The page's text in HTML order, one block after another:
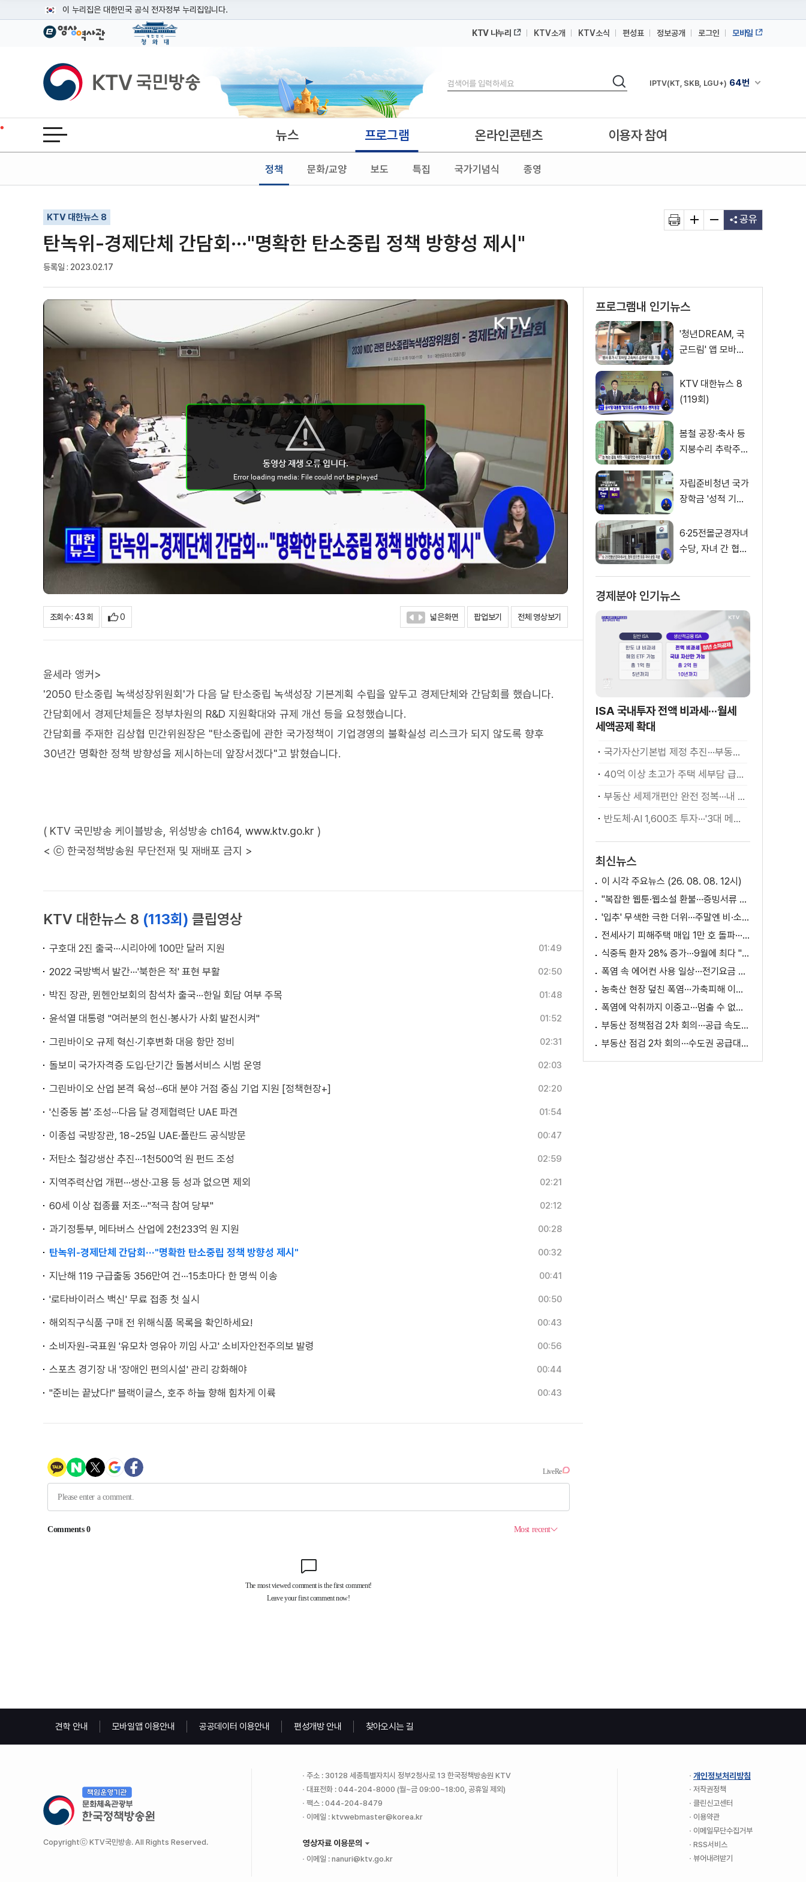
이 누리집은 대한민국 공식 전자정부 누리집입니다.
공식 누리집 주소 확인하기
이밖에 or.kr 또는 .kr등 다른 도메인 주소를 사용하고 있다면 아래 URL에서 도메인 주소를 확인해 보세요
운영중인 공식 누리집보기
KTV 나누리 KTV소개 KTV소식 편성표 정보공개 로그인 모바일
KTV국민방송
검색
검색 채널안내 펼쳐
IPTV(KT, SKB, LGU+) 64번
IPTV(KT, SKB, LGU+)
전체메뉴 열기 뉴스 프로그램
정책 문화/교양 보도 특집 국가기념식 종영
온라인콘텐츠 이용자 참여
KTV 대한뉴스 8
탄녹위-경제단체 간담회···"명확한 탄소중립 정책 방향성 제시"
등록일 : 2023.02.17
기사인쇄
글자확대
글자축소 공유
조회수 : 43 회 0 넓은화면 팝업보기 전체 영상보기
윤세라 앵커>
'2050 탄소중립 녹색성장위원회'가 다음 달 탄소중립 녹색성장 기본계획 수립을 앞두고 경제단체와 간담회를 했습니다.
간담회에서 경제단체들은 정부차원의 R&D 지원확대와 규제 개선 등을 요청했습니다.
간담회를 주재한 김상협 민간위원장은 "탄소중립에 관한 국가정책이 기업경영의 불확실성 리스크가 되지 않도록 향후
30년간 명확한 정책 방향성을 제시하는데 앞장서겠다"고 밝혔습니다.
( KTV 국민방송 케이블방송, 위성방송 ch164, www.ktv.go.kr )
< ⓒ 한국정책방송원 무단전재 및 재배포 금지 >
KTV 대한뉴스 8 (113회) 클립영상
구호대 2진 출국···시리아에 100만 달러 지원 01:49
2022 국방백서 발간···'북한은 적' 표현 부활 02:50
박진 장관, 뮌헨안보회의 참석차 출국···한일 회담 여부 주목 01:48
윤석열 대통령 "여러분의 헌신·봉사가 사회 발전시켜" 01:52
그린바이오 규제 혁신·기후변화 대응 항만 정비 02:31
돌보미 국가자격증 도입·단기간 돌봄서비스 시범 운영 02:03
그린바이오 산업 본격 육성···6대 분야 거점 중심 기업 지원 [정책현장+] 02:20
'신중동 붐' 조성···다음 달 경제협력단 UAE 파견 01:54
이종섭 국방장관, 18~25일 UAE·폴란드 공식방문 00:47
저탄소 철강생산 추진···1천500억 원 펀드 조성 02:59
지역주력산업 개편···생산·고용 등 성과 없으면 제외 02:21
60세 이상 접종률 저조···"적극 참여 당부" 02:12
과기정통부, 메타버스 산업에 2천233억 원 지원 00:28
탄녹위-경제단체 간담회···"명확한 탄소중립 정책 방향성 제시" 00:32
지난해 119 구급출동 356만여 건···15초마다 한 명씩 이송 00:41
'로타바이러스 백신' 무료 접종 첫 실시 00:50
해외직구식품 구매 전 위해식품 목록을 확인하세요! 00:43
소비자원-국표원 '유모차 영유아 끼임 사고' 소비자안전주의보 발령 00:56
스포츠 경기장 내 '장애인 편의시설' 관리 강화해야 00:44
"준비는 끝났다!" 블랙이글스, 호주 하늘 향해 힘차게 이륙 00:43
프로그램내 인기뉴스
'청년DREAM, 국
군드림' 앱 모바일
서비스 개시
KTV 대한뉴스 8
(119회)
봄철 공장·축사 등
지붕수리 추락주의
자립준비청년 국가
장학금 '성적 기준'
6·25전몰군경자녀
수당, 자녀 간 협의
모든 자녀에게 균
경제분야 인기뉴스
ISA 국내투자 전액 비과세···월세
세액공제 확대
국가자산기본법 제정 추진···부동산·주식 등 통합 관리
40억 이상 초고가 주택 세부담 급증···실수요자 보호 강화
부동산 세제개편안 완전 정복···내 세금 어떻게 달라지나? [K-정책 사용법]
반도체·AI 1,600조 투자···'3대 메가프로젝트' 속도
최신뉴스
이 시각 주요뉴스 (26. 08. 08. 12시)
"복잡한 웹툰·웹소설 환불···증빙서류 요구까지"
'입추' 무색한 극한 더위···주말엔 비·소나기
전세사기 피해주택 매입 1만 호 돌파···피해 지원 속도
식중독 환자 28% 증가···9월에 최다 "입추 방심 금물"
폭염 속 에어컨 사용 일상···전기요금 줄이려면?
농축산 현장 덮친 폭염···가축피해 이틀 새 28만 마리↑
폭염에 악취까지 이중고···멈출 수 없는 필수노동
부동산 정책점검 2차 회의···공급 속도전 본격화하나
부동산 점검 2차 회의···수도권 공급대책 논의
견학 안내 모바일앱 이용안내 공공데이터 이용안내 편성개방 안내 찾아오시는 길
Copyrightⓒ KTV국민방송. All Rights Reserved.
주소 : 30128 세종특별자치시 정부2청사로 13 한국정책방송원 KTV
대표전화 : 044-204-8000 (월~금 09:00~18:00, 공휴일 제외)
팩스 : 044-204-8479
이메일 : ktvwebmaster@korea.kr
영상자료 이용문의
이메일 : nanuri@ktv.go.kr
개인정보처리방침
저작권정책
클린신고센터
이용약관
이메일무단수집거부
RSS서비스
뷰어내려받기